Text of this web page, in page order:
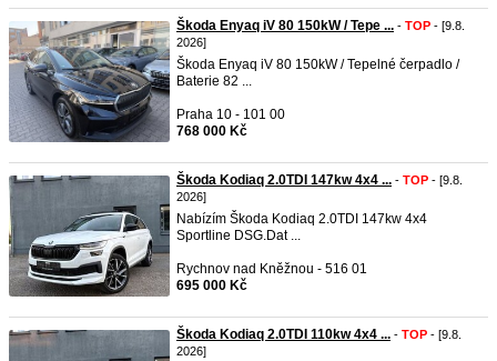
Škoda Enyaq iV 80 150kW / Tepe ... - TOP - [9.8.
2026]
Škoda Enyaq iV 80 150kW / Tepelné čerpadlo /
Baterie 82 ...
Praha 10 - 101 00
768 000 Kč
Škoda Kodiaq 2.0TDI 147kw 4x4 ... - TOP - [9.8.
2026]
Nabízím Škoda Kodiaq 2.0TDI 147kw 4x4
Sportline DSG.Dat ...
Rychnov nad Kněžnou - 516 01
695 000 Kč
Škoda Kodiaq 2.0TDI 110kw 4x4 ... - TOP - [9.8.
2026]